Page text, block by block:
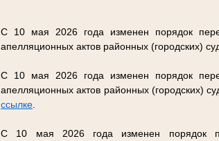
С 10 мая 2026 года изменен порядок
апелляционных актов районных (городских)
С 10 мая 2026 года изменен порядок
апелляционных актов районных (городских)
ссылке.
С 10 мая 2026 года изменен порядок